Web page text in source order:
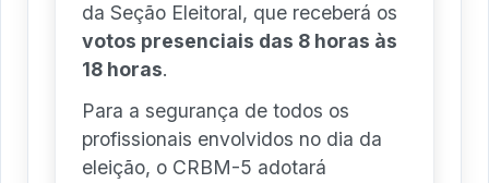
da Seção Eleitoral, que receberá os
votos presenciais das 8 horas às
18 horas.
Para a segurança de todos os
profissionais envolvidos no dia da
eleição, o CRBM-5 adotará